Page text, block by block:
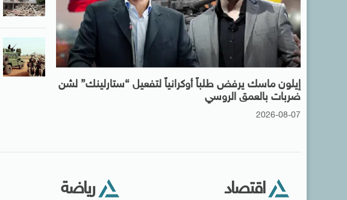
إيلون ماسك يرفض طلباً أوكرانياً لتفعيل “ستارلينك” لشن
ضربات بالعمق الروسي
2026-08-07
رياضة اقتصاد